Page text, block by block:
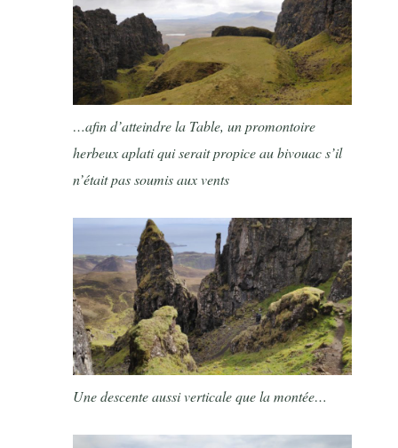
…afin d’atteindre la Table, un promontoire
herbeux aplati qui serait propice au bivouac s’il
n’était pas soumis aux vents
Une descente aussi verticale que la montée…